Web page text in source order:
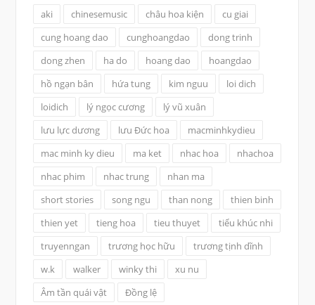
aki chinesemusic châu hoa kiện
cu giai
cung hoang dao
cunghoangdao
dong trinh
dong zhen
ha do hoang dao
hoangdao
hồ ngạn bân
hứa tung kim nguu
loi dich
loidich
lý ngọc cương
lý vũ xuân
lưu lực dương
lưu Đức hoa
macminhkydieu
mac minh ky dieu
ma ket nhac hoa
nhachoa
nhac phim
nhac trung
nhan ma
short stories
song ngu than nong
thien binh
thien yet
tieng hoa tieu thuyet
tiểu khúc nhi
truyenngan
trương học hữu
trương tịnh dĩnh
w.k
walker winky thi
xu nu
Âm tần quái vật
Đồng lệ